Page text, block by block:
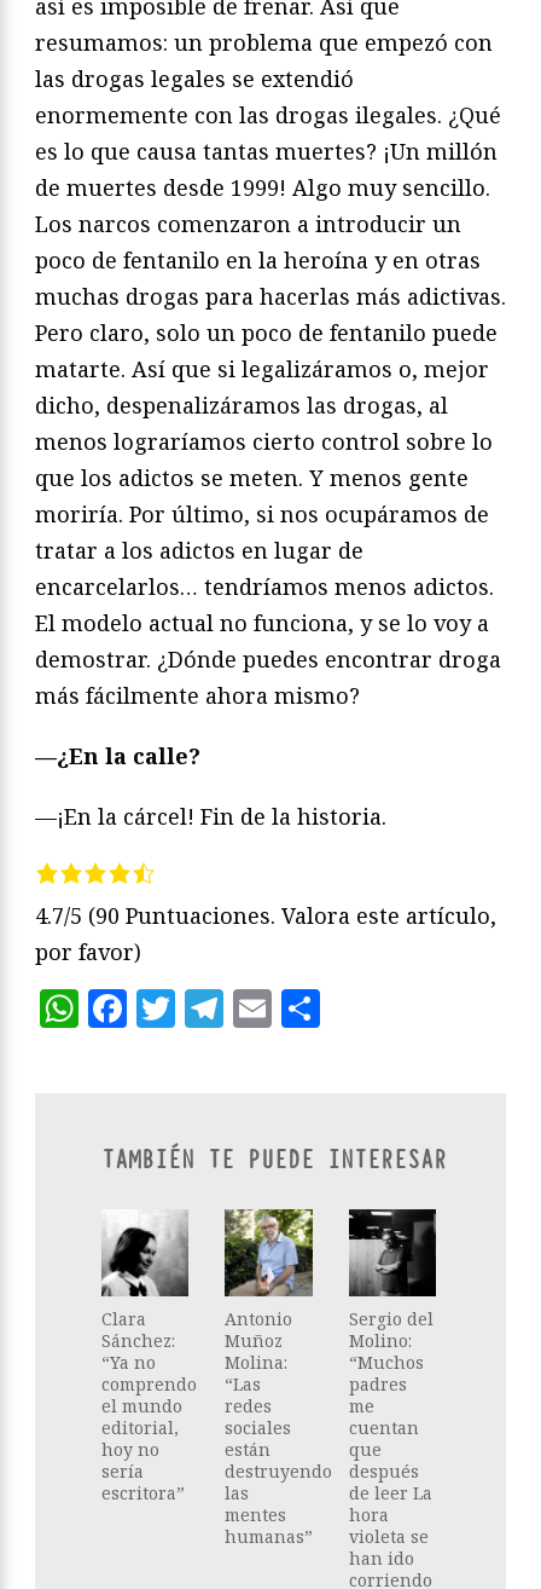
resumamos: un problema que empezó con
las drogas legales se extendió
enormemente con las drogas ilegales. ¿Qué
es lo que causa tantas muertes? ¡Un millón
de muertes desde 1999! Algo muy sencillo.
Los narcos comenzaron a introducir un
poco de fentanilo en la heroína y en otras
muchas drogas para hacerlas más adictivas.
Pero claro, solo un poco de fentanilo puede
matarte. Así que si legalizáramos o, mejor
dicho, despenalizáramos las drogas, al
menos lograríamos cierto control sobre lo
que los adictos se meten. Y menos gente
moriría. Por último, si nos ocupáramos de
tratar a los adictos en lugar de
encarcelarlos… tendríamos menos adictos.
El modelo actual no funciona, y se lo voy a
demostrar. ¿Dónde puedes encontrar droga
más fácilmente ahora mismo?
—¿En la calle?
—¡En la cárcel! Fin de la historia.
4.7/5 (90 Puntuaciones. Valora este artículo,
por favor)
WhatsApp
Facebook
Twitter
Telegram
Email
TAMBIÉN TE PUEDE INTERESAR
Clara
Sánchez:
“Ya no
comprendo
el mundo
editorial,
hoy no
sería
escritora”
Antonio
Muñoz
Molina:
“Las
redes
sociales
están
destruyendo
las
mentes
humanas”
Sergio del
Molino:
“Muchos
padres
me
cuentan
que
después
de leer La
hora
violeta se
han ido
corriendo